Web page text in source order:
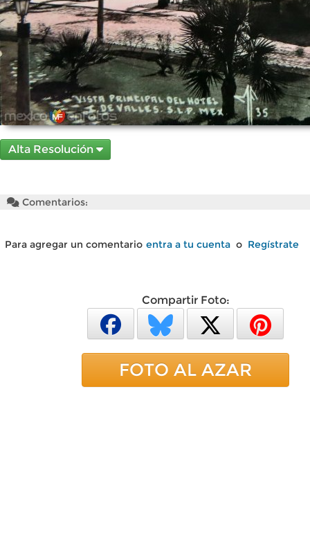
Alta Resolución
Comentarios:
Para agregar un comentario entra a tu cuenta o Regístrate
Compartir Foto:
FOTO AL AZAR